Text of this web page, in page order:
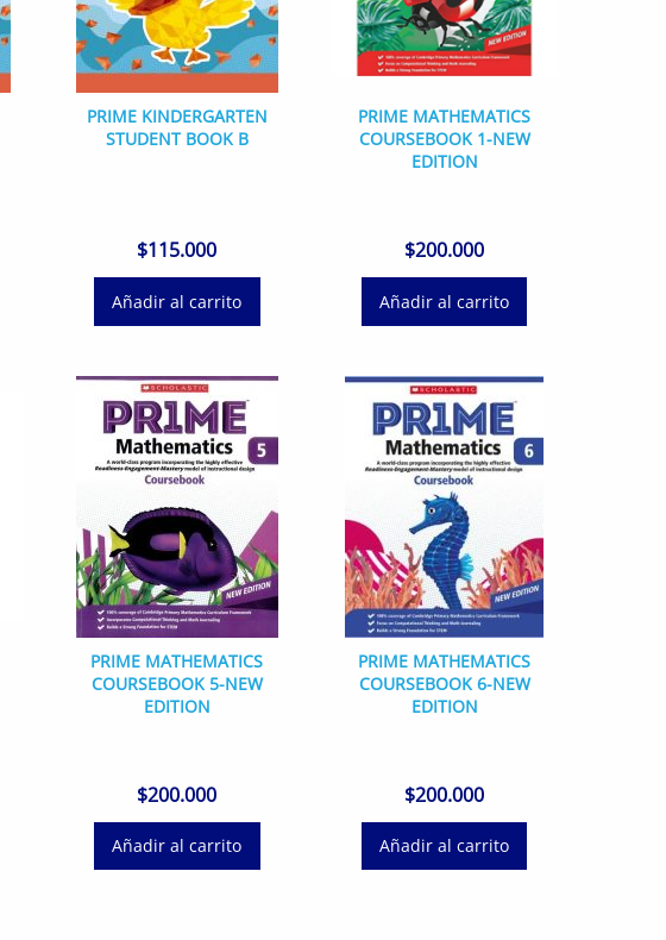
PRIME KINDERGARTEN
STUDENT BOOK B
$115.000
Añadir al carrito
PRIME MATHEMATICS
COURSEBOOK 1-NEW
EDITION
$200.000
Añadir al carrito
PRIME MATHEMATICS
COURSEBOOK 5-NEW
EDITION
$200.000
Añadir al carrito
PRIME MATHEMATICS
COURSEBOOK 6-NEW
EDITION
$200.000
Añadir al carrito